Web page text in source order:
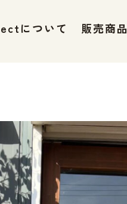
について 販売商品